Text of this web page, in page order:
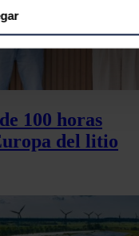
metros
activamente
digitales)
se procesan sus
en lasección de
en cualquier
para personalizar el
sobre el uso que
sociales,
100 horas
del litio